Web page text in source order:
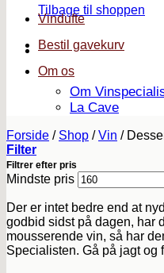
Tilbage til shoppen
Vindufte
Bestil gavekurv
Om os
Om
La Cave
Forside / Shop / Vin /
Filter
Filtrer efter pris
Mindste pris
Der er intet bedre end at
godbid sidst på dagen, har
mousserende vin, så har
Specialisten. Gå på jagt